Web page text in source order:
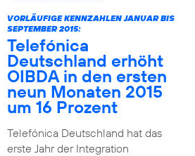
VORLÄUFIGE KENNZAHLEN JANUAR BIS
SEPTEMBER 2015:
Telefónica
Deutschland erhöht
OIBDA in den ersten
neun Monaten 2015
um 16 Prozent
Telefónica Deutschland hat das
erste Jahr der Integration